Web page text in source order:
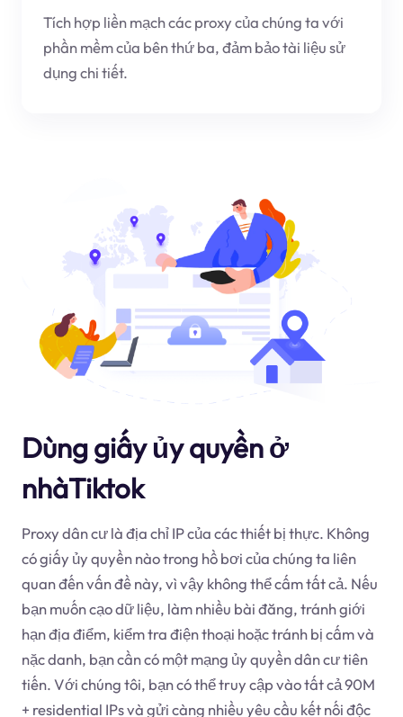
Tích hợp liền mạch các proxy của chúng ta với
phần mềm của bên thứ ba, đảm bảo tài liệu sử
dụng chi tiết.
Dùng giấy ủy quyền ở
nhàTiktok
Proxy dân cư là địa chỉ IP của các thiết bị thực. Không
có giấy ủy quyền nào trong hồ bơi của chúng ta liên
quan đến vấn đề này, vì vậy không thể cấm tất cả. Nếu
bạn muốn cạo dữ liệu, làm nhiều bài đăng, tránh giới
hạn địa điểm, kiểm tra điện thoại hoặc tránh bị cấm và
nặc danh, bạn cần có một mạng ủy quyền dân cư tiên
tiến. Với chúng tôi, bạn có thể truy cập vào tất cả 90M
+ residential IPs và gửi càng nhiều yêu cầu kết nối độc